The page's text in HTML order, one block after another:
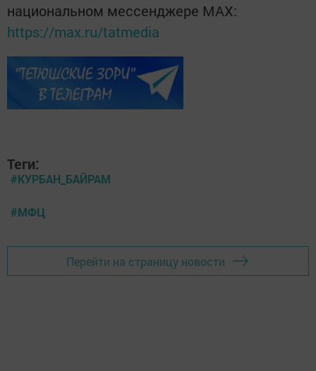
национальном мессенджере MАХ:
https://max.ru/tatmedia
Теги:
#КУРБАН_БАЙРАМ
#МФЦ
Перейти на страницу новости